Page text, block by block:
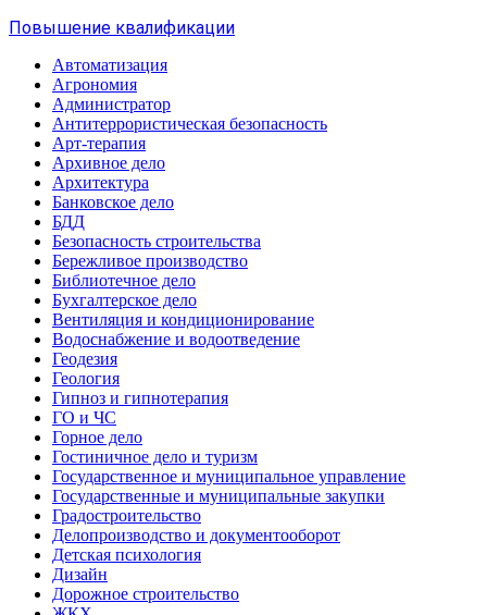
Повышение квалификации
Автоматизация
Агрономия
Администратор
Антитеррористическая безопасность
Арт-терапия
Архивное дело
Архитектура
Банковское дело
БДД
Безопасность строительства
Бережливое производство
Библиотечное дело
Бухгалтерское дело
Вентиляция и кондиционирование
Водоснабжение и водоотведение
Геодезия
Геология
Гипноз и гипнотерапия
ГО и ЧС
Горное дело
Гостиничное дело и туризм
Государственное и муниципальное управление
Государственные и муниципальные закупки
Градостроительство
Делопроизводство и документооборот
Детская психология
Дизайн
Дорожное строительство